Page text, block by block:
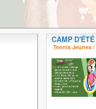
CAMP
Tennis Jeunes /